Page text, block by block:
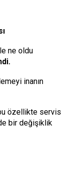
ne oldu
inanın
özellikte servis
bir değişiklik